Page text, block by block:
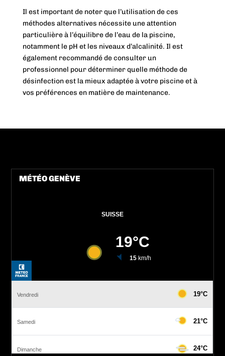
Il est important de noter que l’utilisation de ces
méthodes alternatives nécessite une attention
particulière à l’équilibre de l’eau de la piscine,
notamment le pH et les niveaux d’alcalinité. Il est
également recommandé de consulter un
professionnel pour déterminer quelle méthode de
désinfection est la mieux adaptée à votre piscine et à
vos préférences en matière de maintenance.
MÉTÉO GENÈVE